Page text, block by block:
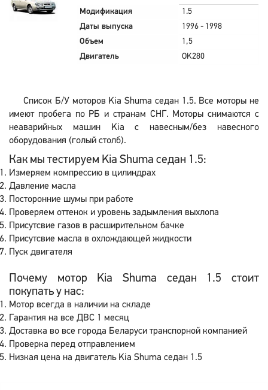
Модификация
1.5
Даты выпуска
1996 - 1998
Объем
1,5
Двигатель
OK280
Список Б/У моторов Kia Shuma седан 1.5. Все моторы не
имеют пробега по РБ и странам СНГ. Моторы снимаются с
неаварийных машин Kia с навесным/без навесного
оборудования (голый столб).
Как мы тестируем Kia Shuma седан 1.5:
Измеряем компрессию в цилиндрах
Давление масла
Посторонние шумы при работе
Проверяем оттенок и уровень задымления выхлопа
Присутсвие газов в расширительном бачке
Присутсвие масла в охлождающей жидкости
Пуск двигателя
Почему мотор Kia Shuma седан 1.5 стоит
покупать у нас:
Мотор всегда в наличии на складе
Гарантия на все ДВС 1 месяц
Доставка во все города Беларуси транспорной компанией
Проверка перед отправлением
Низкая цена на двигатель Kia Shuma седан 1.5